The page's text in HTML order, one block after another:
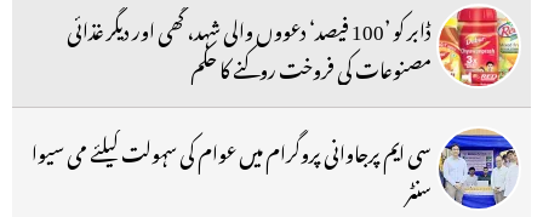
ڈابر کو ’100 فیصد‘ دعووں والی شہد، گھی اور دیگر غذائی
مصنوعات کی فروخت روکنے کا حکم
سی ایم پرجاوانی پروگرام میں عوام کی سہولت کیلئے می سیوا
سنٹر